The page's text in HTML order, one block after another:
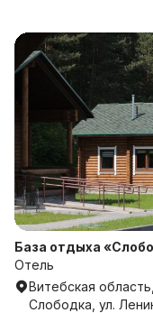
База отдыха
Отель
Витебская область,
Слободка, ул.